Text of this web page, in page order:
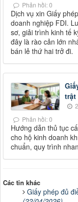
Phản hồi: 0
Dịch vụ xin Giấy
doanh nghiệp FDI.
sơ, giải trình kinh tế
đây là rào cản lớn
bán lẻ thứ hai trở đi.
trật
Phản hồi: 0
Hướng dẫn thủ tục
cho hộ kinh doanh
chuẩn, quy trình
Các tin khác
Giấy phép đủ